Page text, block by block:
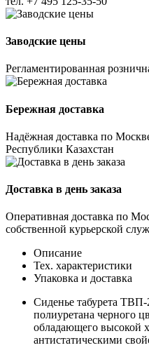
Заводские цены
Регламентированная
Бережная доставка
Надёжная доставка по
Республики Казахстан
Доставка в день заказа
Оперативная доставка по
собственной курьерской
Описание
Тех. характеристики
Упаковка и доставка
Сиденье табурета
полиуретана черного
обладающего высокой
антистатическими